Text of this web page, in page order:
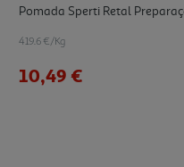
Pomada Sperti Retal
419.6 €/Kg
10,49 €